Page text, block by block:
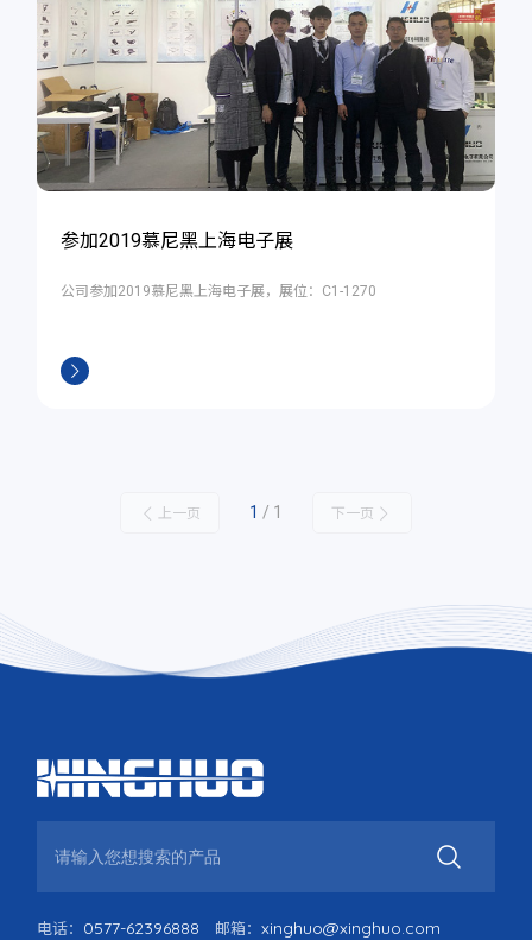
参加2019慕尼黑上海电子展
公司参加2019慕尼黑上海电子展，展位：C1-1270
上一页 1 / 1 下一页
电话： 0577-62396888 邮箱：xinghuo@xinghuo.com